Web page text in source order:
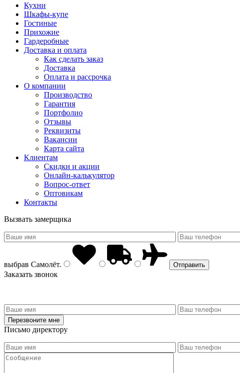
Кухни
Шкафы-купе
Гостиные
Прихожие
Гардеробные
Доставка и оплата
Как сделать заказ
Доставка
Оплата и рассрочка
О компании
Производство
Гарантия
Портфолио
Отзывы
Реквизиты
Вакансии
Карта сайта
Клиентам
Скидки и акции
Онлайн-калькулятор
Вопрос-ответ
Оптовикам
Контакты
Вызвать замерщика
выбрав Самолёт.
Заказать звонок
Письмо директору